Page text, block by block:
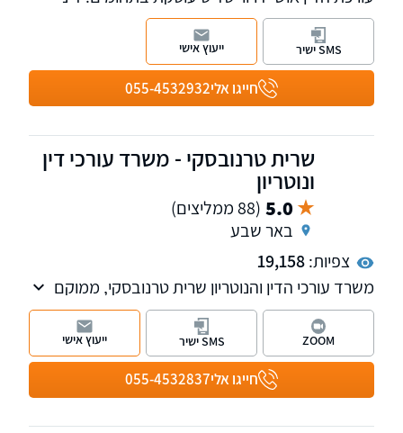
משפחה נדל"ן, יפויי כח מתמשך צוואות וירושות
חייגו אלי055-4532932
SMS ישיר ייעוץ אישי
שרית טרנובסקי - משרד עורכי דין
ונוטריון
5.0 (88 ממליצים)
באר שבע
צפיות:19,158
משרד עורכי הדין והנוטריון שרית טרנובסקי, ממוקם
בלב באר שבע ומעניק שירותים משפטיים בעברית,
רוסית ואנגלית. המשרד מנוהל על ידי עורכת הדין
והנוטריון שרית טרנובסקי ומעניק שירותים משפטיים
תוך הקפדה על איכות, מקצועיות ויחס אישי ללא
פשרות לכל לקוח.
חייגו אלי055-4532837
ZOOM SMS ישיר ייעוץ אישי